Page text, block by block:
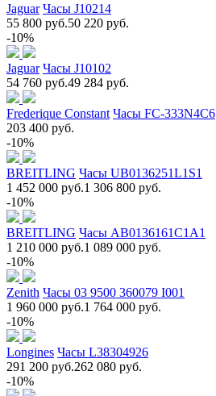
Jaguar Часы J10214
55 800 руб.50 220 руб.
-10%
Jaguar Часы J10102
54 760 руб.49 284 руб.
Frederique Constant Часы FC-333N4C6
203 400 руб.
-10%
BREITLING Часы UB0136251L1S1
1 452 000 руб.1 306 800 руб.
-10%
BREITLING Часы AB0136161C1A1
1 210 000 руб.1 089 000 руб.
-10%
Zenith Часы 03 9500 360079 I001
1 960 000 руб.1 764 000 руб.
-10%
Longines Часы L38304926
291 200 руб.262 080 руб.
-10%